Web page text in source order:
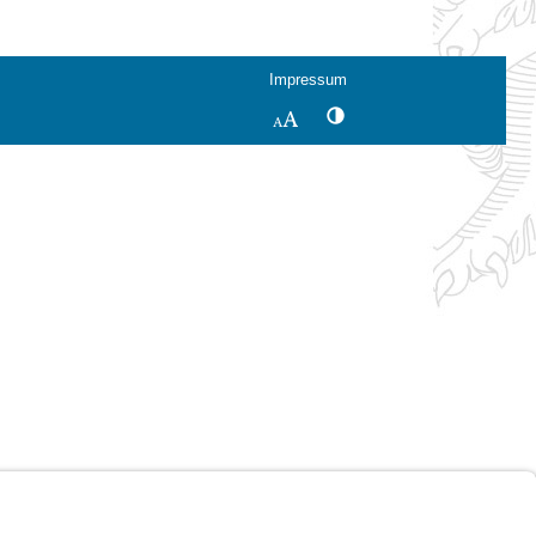
Impressum
SchriftgrößeKontrastwechsel